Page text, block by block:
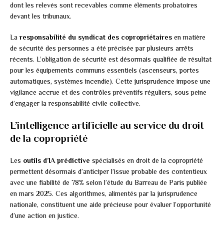
dont les relevés sont recevables comme éléments probatoires
devant les tribunaux.
La responsabilité du syndicat des copropriétaires en matière
de sécurité des personnes a été précisée par plusieurs arrêts
récents. L’obligation de sécurité est désormais qualifiée de résultat
pour les équipements communs essentiels (ascenseurs, portes
automatiques, systèmes incendie). Cette jurisprudence impose une
vigilance accrue et des contrôles préventifs réguliers, sous peine
d’engager la responsabilité civile collective.
L’intelligence artificielle au service du droit
de la copropriété
Les outils d’IA prédictive spécialisés en droit de la copropriété
permettent désormais d’anticiper l’issue probable des contentieux
avec une fiabilité de 78% selon l’étude du Barreau de Paris publiée
en mars 2025. Ces algorithmes, alimentés par la jurisprudence
nationale, constituent une aide précieuse pour évaluer l’opportunité
d’une action en justice.